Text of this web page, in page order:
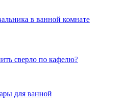
в ванной комнате
сверло по кафелю?
для ванной